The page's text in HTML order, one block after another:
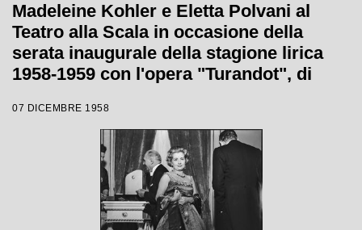
Madeleine Kohler e Eletta Polvani al
Teatro alla Scala in occasione della
serata inaugurale della stagione lirica
1958-1959 con l'opera "Turandot", di
Votto con la regia di Margherita
07 DICEMBRE 1958